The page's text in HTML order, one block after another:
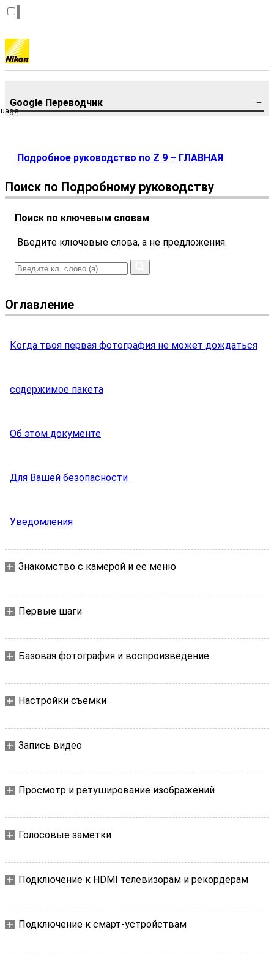
Google Переводчик
Подробное руководство по Z 9 – ГЛАВНАЯ
Поиск по Подробному руководству
Поиск по ключевым словам
Введите ключевые слова, а не предложения.
Оглавление
Когда твоя первая фотография не может дождаться
содержимое пакета
Об этом документе
Для Вашей безопасности
Уведомления
Знакомство с камерой и ее меню
Первые шаги
Базовая фотография и воспроизведение
Настройки съемки
Запись видео
Просмотр и ретуширование изображений
Голосовые заметки
Подключение к HDMI телевизорам и рекордерам
Подключение к смарт-устройствам